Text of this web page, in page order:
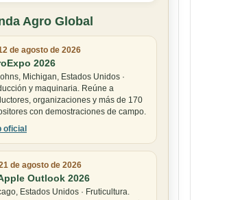
Agro Global
de agosto de 2026
2026
Michigan, Estados Unidos ·
y maquinaria. Reúne a
organizaciones y más de 170
con demostraciones de campo.
oficial
de agosto de 2026
Outlook 2026
Estados Unidos · Fruticultura.